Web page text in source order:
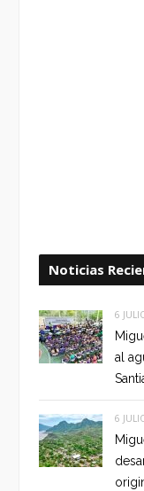
Noticias
6
al
6